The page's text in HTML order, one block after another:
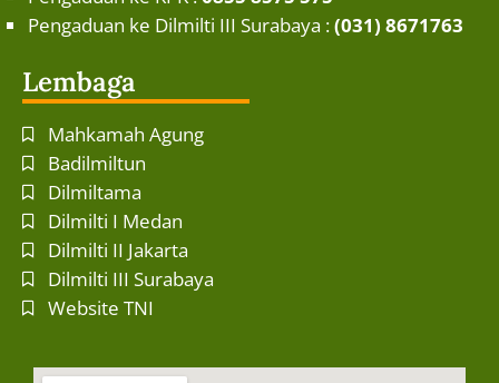
Pengaduan ke Dilmilti III Surabaya :(031) 8671763
Lembaga
Mahkamah Agung
Badilmiltun
Dilmiltama
Dilmilti I Medan
Dilmilti II Jakarta
Dilmilti III Surabaya
Website TNI